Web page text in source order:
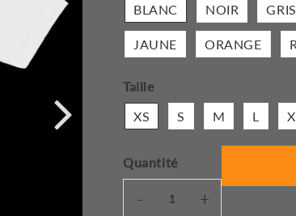
BLANC
NOIR GRIS
JAUNE ORANGE
Taille
XS
S M L
Quantité
- +